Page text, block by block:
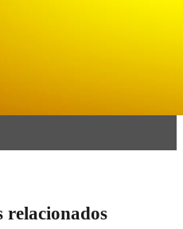
relacionados